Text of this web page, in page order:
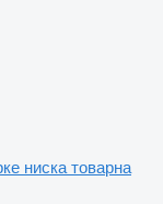
ниска товарна